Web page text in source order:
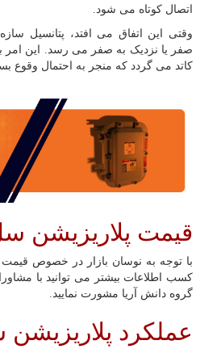
اتصال کوتاه می شود.
وقتی این اتفاق می افتد، پتانسیل
صفر یا نزدیک به صفر می رسد. این امر
کاتد می گردد که منجر به احتمال وقوع
قیمت پلاریزیشن
با توجه به نوسان بازار در خصوص
کسب اطلاعات بیشتر می توانید با
گروه دانش آریا مشورت نمایید.
عملکرد